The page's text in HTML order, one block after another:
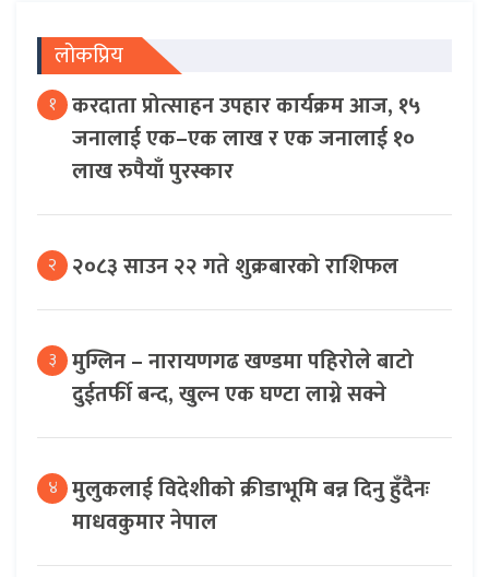
लोकप्रिय
१ करदाता प्रोत्साहन उपहार कार्यक्रम आज, १५
जनालाई एक–एक लाख र एक जनालाई १०
लाख रुपैयाँ पुरस्कार
२ २०८३ साउन २२ गते शुक्रबारको राशिफल
३ मुग्लिन – नारायणगढ खण्डमा पहिरोले बाटो
दुईतर्फी बन्द, खुल्न एक घण्टा लाग्ने सक्ने
४ मुलुकलाई विदेशीको क्रीडाभूमि बन्न दिनु हुँदैनः
माधवकुमार नेपाल